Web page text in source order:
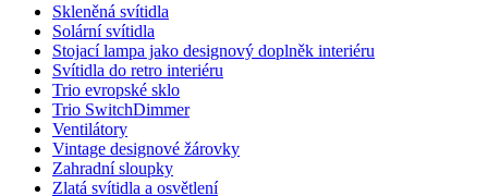
Skleněná svítidla
Solární svítidla
Stojací lampa jako designový doplněk interiéru
Svítidla do retro interiéru
Trio evropské sklo
Trio SwitchDimmer
Ventilátory
Vintage designové žárovky
Zahradní sloupky
Zlatá svítidla a osvětlení